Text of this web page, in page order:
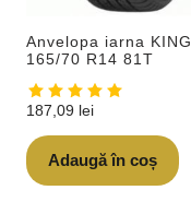
Anvelopa iarna
165/70 R14 81T
187,09 lei
Adaugă în coș